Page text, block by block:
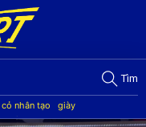
Tìm
nhân tạo
giày
quần áo bóng đá
giày